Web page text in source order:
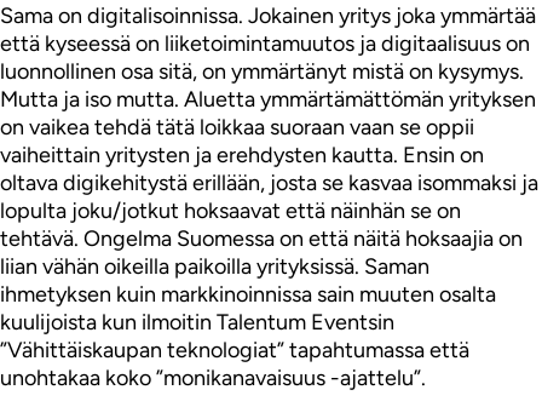
Sama on digitalisoinnissa. Jokainen yritys joka ymmärtää
että kyseessä on liiketoimintamuutos ja digitaalisuus on
luonnollinen osa sitä, on ymmärtänyt mistä on kysymys.
Mutta ja iso mutta. Aluetta ymmärtämättömän yrityksen
on vaikea tehdä tätä loikkaa suoraan vaan se oppii
vaiheittain yritysten ja erehdysten kautta. Ensin on
oltava digikehitystä erillään, josta se kasvaa isommaksi ja
lopulta joku/jotkut hoksaavat että näinhän se on
tehtävä. Ongelma Suomessa on että näitä hoksaajia on
liian vähän oikeilla paikoilla yrityksissä. Saman
ihmetyksen kuin markkinoinnissa sain muuten osalta
kuulijoista kun ilmoitin Talentum Eventsin
”Vähittäiskaupan teknologiat” tapahtumassa että
unohtakaa koko ”monikanavaisuus -ajattelu”.